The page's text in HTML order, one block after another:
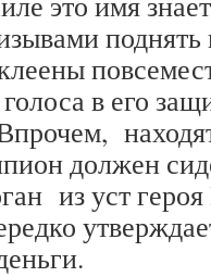
поднять
в его
должен
из уст